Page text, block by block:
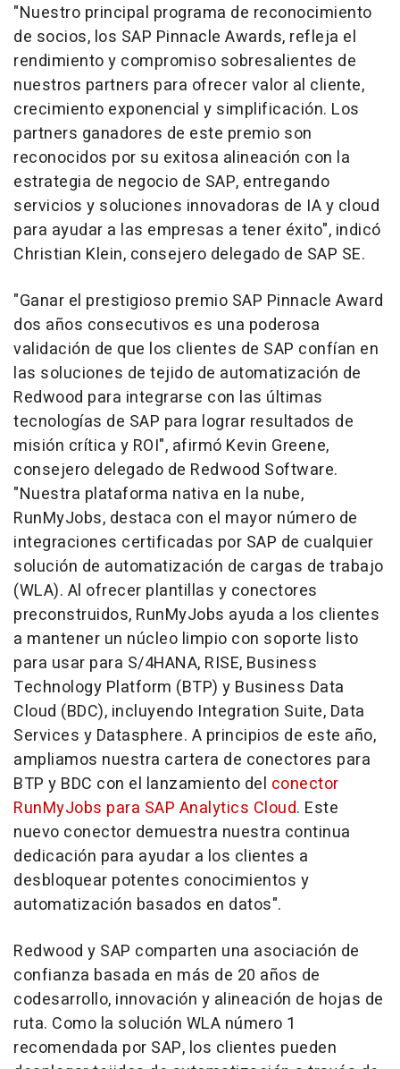
"Nuestro principal programa de reconocimiento
de socios, los SAP Pinnacle Awards, refleja el
rendimiento y compromiso sobresalientes de
nuestros partners para ofrecer valor al cliente,
crecimiento exponencial y simplificación. Los
partners ganadores de este premio son
reconocidos por su exitosa alineación con la
estrategia de negocio de SAP, entregando
servicios y soluciones innovadoras de IA y cloud
para ayudar a las empresas a tener éxito", indicó
Christian Klein, consejero delegado de SAP SE.
"Ganar el prestigioso premio SAP Pinnacle Award
dos años consecutivos es una poderosa
validación de que los clientes de SAP confían en
las soluciones de tejido de automatización de
Redwood para integrarse con las últimas
tecnologías de SAP para lograr resultados de
misión crítica y ROI", afirmó Kevin Greene,
consejero delegado de Redwood Software.
"Nuestra plataforma nativa en la nube,
RunMyJobs, destaca con el mayor número de
integraciones certificadas por SAP de cualquier
solución de automatización de cargas de trabajo
(WLA). Al ofrecer plantillas y conectores
preconstruidos, RunMyJobs ayuda a los clientes
a mantener un núcleo limpio con soporte listo
para usar para S/4HANA, RISE, Business
Technology Platform (BTP) y Business Data
Cloud (BDC), incluyendo Integration Suite, Data
Services y Datasphere. A principios de este año,
ampliamos nuestra cartera de conectores para
BTP y BDC con el lanzamiento del conector
RunMyJobs para SAP Analytics Cloud. Este
nuevo conector demuestra nuestra continua
dedicación para ayudar a los clientes a
desbloquear potentes conocimientos y
automatización basados en datos".
Redwood y SAP comparten una asociación de
confianza basada en más de 20 años de
codesarrollo, innovación y alineación de hojas de
ruta. Como la solución WLA número 1
recomendada por SAP, los clientes pueden